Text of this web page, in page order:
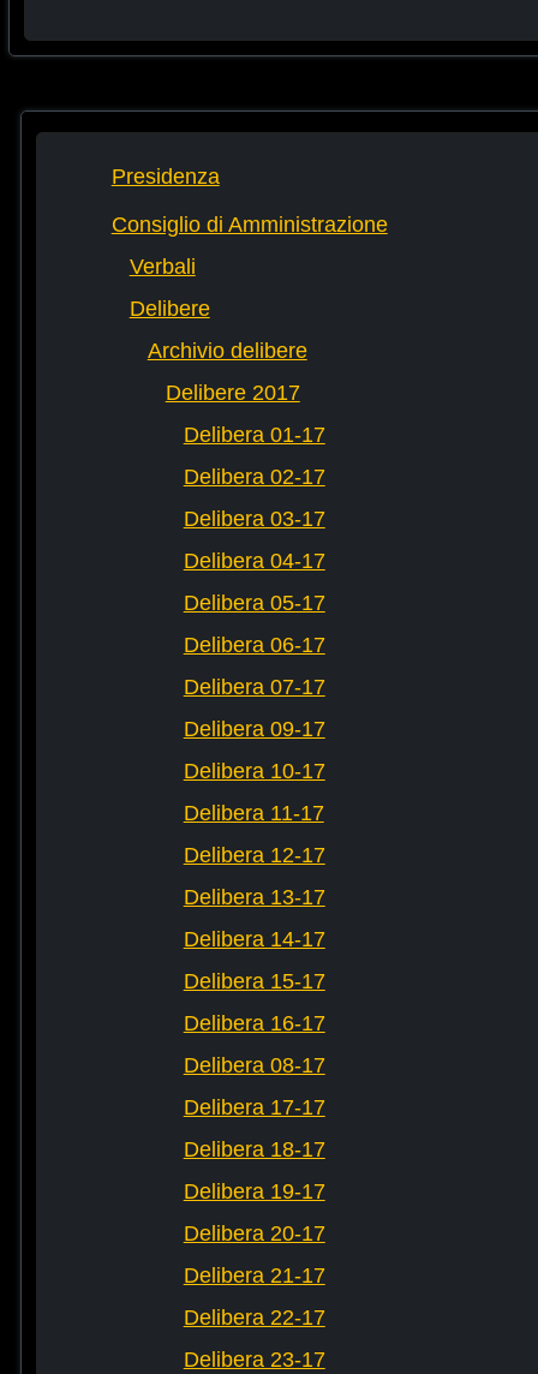
Presidenza
Consiglio di Amministrazione
Verbali
Delibere
Archivio delibere
Delibere 2017
Delibera 01-17
Delibera 02-17
Delibera 03-17
Delibera 04-17
Delibera 05-17
Delibera 06-17
Delibera 07-17
Delibera 09-17
Delibera 10-17
Delibera 11-17
Delibera 12-17
Delibera 13-17
Delibera 14-17
Delibera 15-17
Delibera 16-17
Delibera 08-17
Delibera 17-17
Delibera 18-17
Delibera 19-17
Delibera 20-17
Delibera 21-17
Delibera 22-17
Delibera 23-17